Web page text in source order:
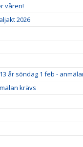
våren!
2026
år söndag 1 feb -
krävs